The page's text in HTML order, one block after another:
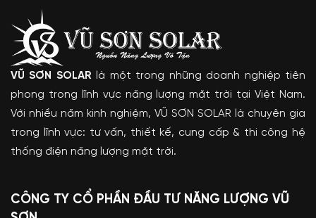
VŨ SƠN SOLAR là một trong những doanh nghiệp tiên
phong trong lĩnh vực năng lượng mặt trời tại Việt Nam.
Với nhiều năm kinh nghiệm, VŨ SƠN SOLAR là chuyên gia
trong lĩnh vực: tư vấn, thiết kế, cung cấp & thi công hệ
thống điện năng lượng mặt trời.
CÔNG TY CỔ PHẦN ĐẦU TƯ NĂNG LƯỢNG VŨ